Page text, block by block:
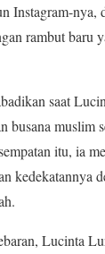
Instagram-nya,
rambut baru
saat
busana muslim
itu, ia
kedekatannya
Lucinta